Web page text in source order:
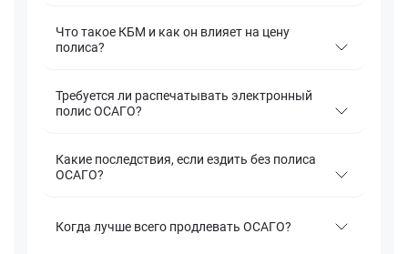
Что такое КБМ и как он влияет на цену
полиса?
Требуется ли распечатывать электронный
полис ОСАГО?
Какие последствия, если ездить без полиса
ОСАГО?
Когда лучше всего продлевать ОСАГО?